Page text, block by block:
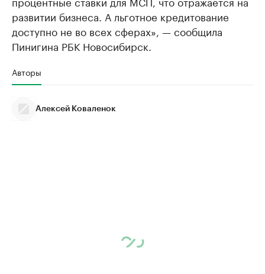
развитии бизнеса. А льготное кредитование
доступно не во всех сферах», — сообщила
Пинигина РБК Новосибирск.
Авторы
Алексей Коваленок